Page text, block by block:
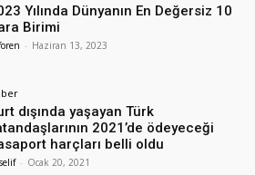
Yılında Dünyanın En Değersiz 10
Birimi
- Haziran 13, 2023
dışında yaşayan Türk
2021’de ödeyeceği
harçları belli oldu
- Ocak 20, 2021